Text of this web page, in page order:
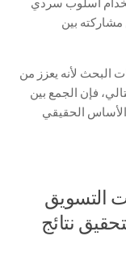
أسلوب سردي
بين
البحث لأنه يعزز من
فإن الجمع بين
الأساس الحقيقي
التسويق
نتائج